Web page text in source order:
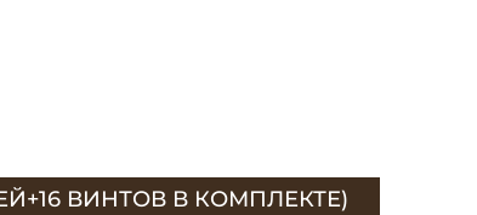
ВИНТОВ В КОМПЛЕКТЕ)